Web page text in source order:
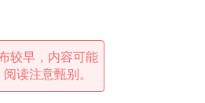
较早，内容可能
读注意甄别。